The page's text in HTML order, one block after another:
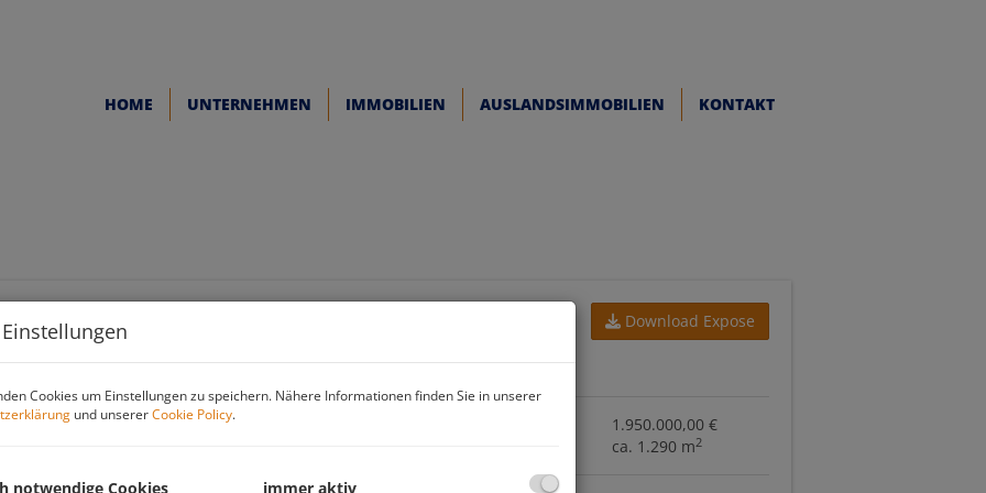
HOME UNTERNEHMEN IMMOBILIEN AUSLANDSIMMOBILIEN KONTAKT
- Top Rendite 5-6% Download Expose
1.950.000,00 €
ca. 1.290 m2
Cookies um Einstellungen zu speichern. Nähere Informationen finden Sie in unserer
und unsererCookie Policy.
notwendige Cookies immer aktiv